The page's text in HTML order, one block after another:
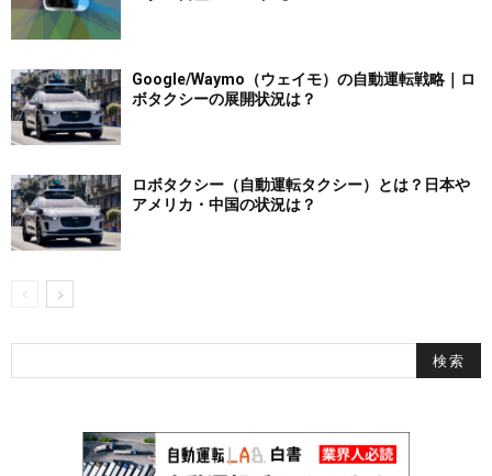
Google/Waymo（ウェイモ）の自動運転戦略｜ロ
ボタクシーの展開状況は？
ロボタクシー（自動運転タクシー）とは？日本や
アメリカ・中国の状況は？